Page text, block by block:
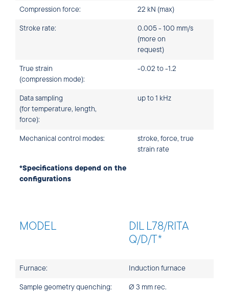
Compression force: 22 kN (max)
Stroke rate:
0.005 - 100 mm/s
(more on
request)
True strain
(compression mode):
-0.02 to -1.2
Data sampling
(for temperature, length,
force):
up to 1 kHz
Mechanical control modes:
stroke, force, true
strain rate
*Specifications depend on the
configurations
MODEL
DIL L78/RITA
Q/D/T*
Furnace: Induction furnace
Sample geometry quenching:
Ø 3 mm rec.